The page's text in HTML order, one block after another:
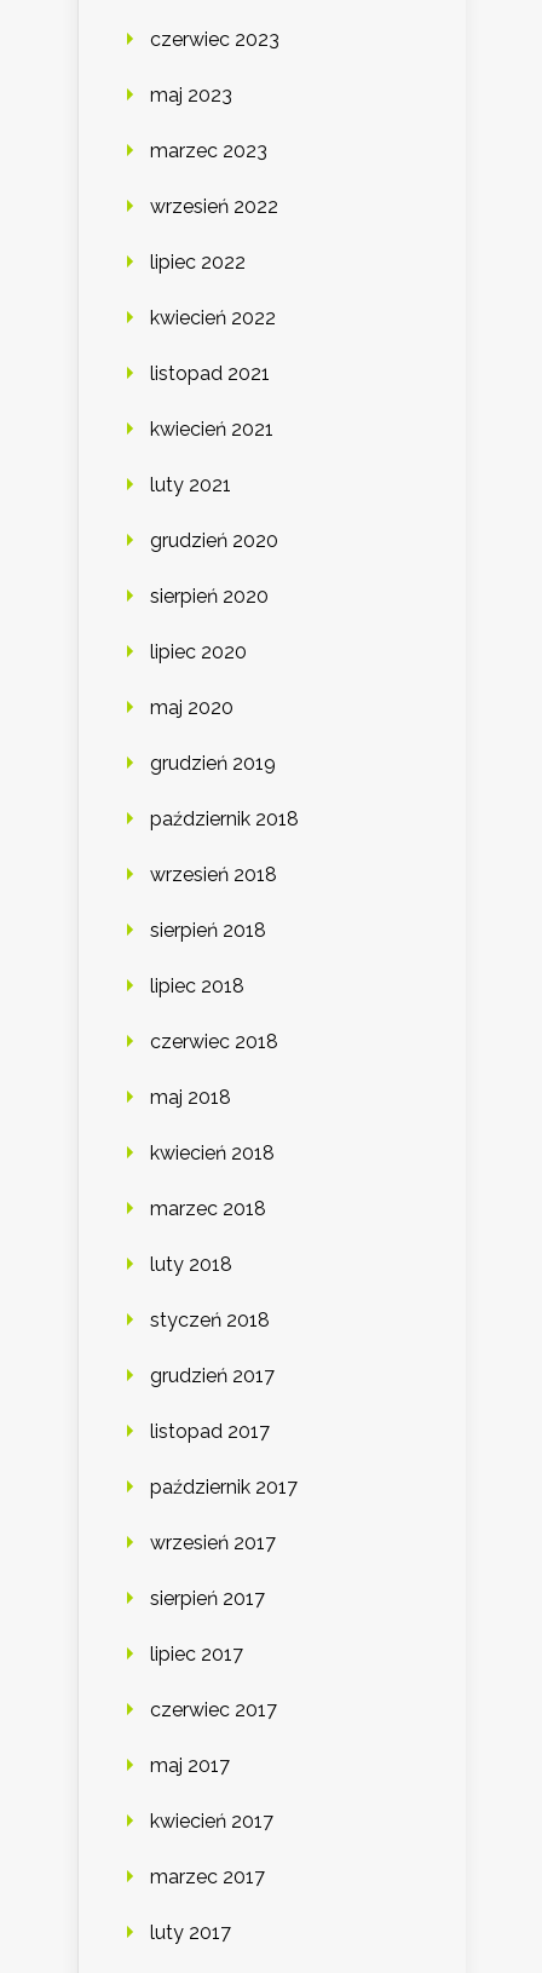
czerwiec 2023
maj 2023
marzec 2023
wrzesień 2022
lipiec 2022
kwiecień 2022
listopad 2021
kwiecień 2021
luty 2021
grudzień 2020
sierpień 2020
lipiec 2020
maj 2020
grudzień 2019
październik 2018
wrzesień 2018
sierpień 2018
lipiec 2018
czerwiec 2018
maj 2018
kwiecień 2018
marzec 2018
luty 2018
styczeń 2018
grudzień 2017
listopad 2017
październik 2017
wrzesień 2017
sierpień 2017
lipiec 2017
czerwiec 2017
maj 2017
kwiecień 2017
marzec 2017
luty 2017